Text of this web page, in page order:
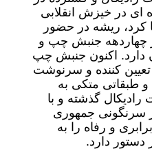
ای در خیزش انقلابی
کرد، ریشه در حضور
چهاردهه جنبش چپ و
دارد. اکنون جنبش چپ
کننده و سرنوشت
طبقاتی متکی به
رادیکال گذشته و با
سرنگونی جمهوری
و رفاه را به
دارد.